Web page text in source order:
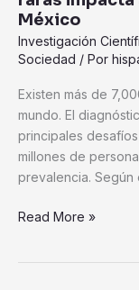
México
Investigación
Sociedad / Por
Existen más de
mundo. El
principales
millones de
prevalencia. Según
Read More »